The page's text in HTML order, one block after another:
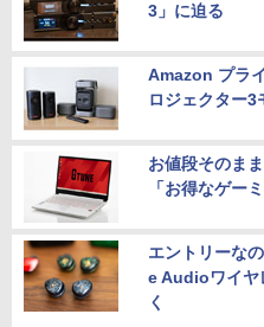
3」に迫る
Amazon プラ
ロジェクター3
お値段そのま
「お得なゲー
エントリーな
e Audioワイヤ
く